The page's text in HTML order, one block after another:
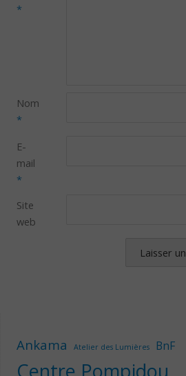
*
Nom
*
E-
mail
*
Site
web
Ankama Atelier des Lumières BnF